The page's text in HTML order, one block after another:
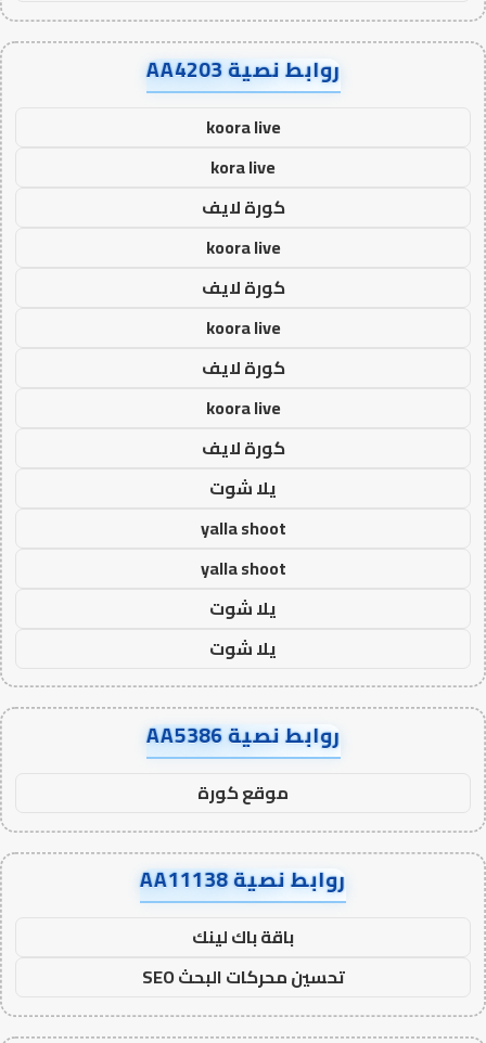
روابط نصية AA4203
koora live
kora live
كورة لايف
koora live
كورة لايف
koora live
كورة لايف
koora live
كورة لايف
يلا شوت
yalla shoot
yalla shoot
يلا شوت
يلا شوت
روابط نصية AA5386
موقع كورة
روابط نصية AA11138
باقة باك لينك
تحسين محركات البحث SEO